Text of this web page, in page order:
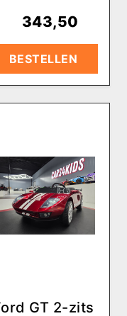
343,50
BESTELLEN
GT 2-zits